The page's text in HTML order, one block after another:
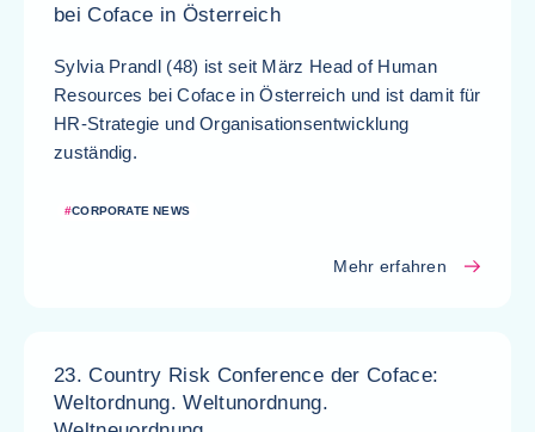
bei Coface in Österreich
Sylvia Prandl (48) ist seit März Head of Human
Resources bei Coface in Österreich und ist damit für
HR-Strategie und Organisationsentwicklung
zuständig.
#CORPORATE NEWS
Mehr erfahren
23. Country Risk Conference der Coface:
Weltordnung. Weltunordnung.